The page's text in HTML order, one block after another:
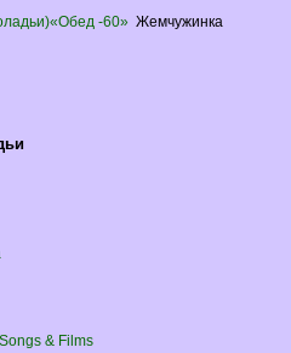
-60» Жемчужинка